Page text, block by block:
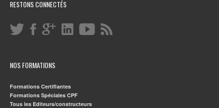
RESTONS CONNECTÉS
NOS FORMATIONS
Formations Certifiantes
Formations Spéciales CPF
Tous les Editeurs/constructeurs